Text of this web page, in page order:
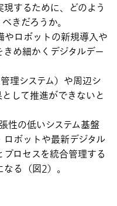
するために、どのよう
きだろうか。
やロボットの新規導入や
め細かくデジタルデー
理システム）や周辺シ
して推進ができないと
性の低いシステム基盤
ボットや最新デジタル
ロセスを統合管理する
る（図2）。